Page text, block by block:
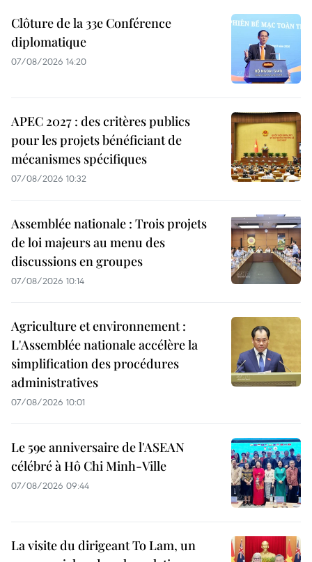
Clôture de la 33e Conférence
diplomatique
07/08/2026 14:20
APEC 2027 : des critères publics
pour les projets bénéficiant de
mécanismes spécifiques
07/08/2026 10:32
Assemblée nationale : Trois projets
de loi majeurs au menu des
discussions en groupes
07/08/2026 10:14
Agriculture et environnement :
L'Assemblée nationale accélère la
simplification des procédures
administratives
07/08/2026 10:01
Le 59e anniversaire de l'ASEAN
célébré à Hô Chi Minh-Ville
07/08/2026 09:44
La visite du dirigeant To Lam, un